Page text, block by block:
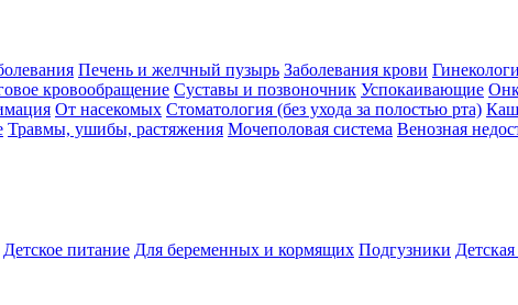
Печень и желчный пузырь Заболевания крови
кровообращение Суставы и позвоночник Успокаивающие
От насекомых Стоматология (без ухода за полостью рта)
Травмы, ушибы, растяжения Мочеполовая система Венозная
Детское питание Для беременных и кормящих Подгузники